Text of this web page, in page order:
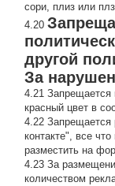
сори, плиз или
4.20
другой
За
4.21 Запрещается
красный цвет в
4.22 Запрещается
контакте", все
разместить на
4.23 За
количеством